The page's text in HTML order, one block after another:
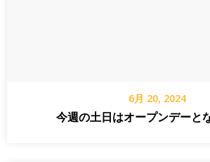
6月 20, 2024
今週の土日はオープンデーと